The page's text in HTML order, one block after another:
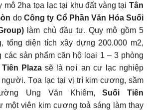
mô 2ha tọa lạc tại khu đất vàng tại Tân
doCông ty Cổ Phần Văn Hóa Suối
làm chủ đầu tư. Quy mô gồm 5
tổng diện tích xây dựng 200.000 m2,
các sản phẩm căn hộ loại 1 – 3 phòng
Plazasẽ là nơi an cư lạc nghiệp
người. Tọa lạc tại vị trí kim cương, sầm
Ung Văn Khiêm,Suối Tiên
một viên kim cương toả sáng làm thay